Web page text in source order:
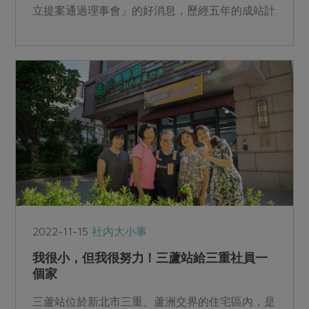
立提案通過理事會」的好消息，歷經五年的成站計
2022-11-15社內大小事
我很小，但我很努力！三蘆站給三重社員一
個家
三蘆站位於新北市三重、蘆洲交界的住宅區內，是